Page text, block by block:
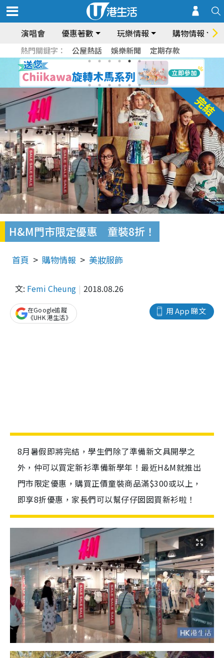
演唱會 優惠著數 玩樂情報 購物情報
熱門關鍵字： 公屋熱話 娛樂新聞 定期存款
H&M門市限定優惠 童裝8折！
首頁 購物情報 美妝服飾
文: Femi Cheung 2018.08.26
用 App 睇文
在Google追蹤
《UHK 港生活》
8月暑假即將完結，學生們除了準備新文具開學之
外，仲可以買定新衫準備新學年！最近H&M就推出
門市限定優惠，購買正價童裝商品滿$300或以上，
即享8折優惠，家長們可以幫仔仔囡囡買新衫啦！